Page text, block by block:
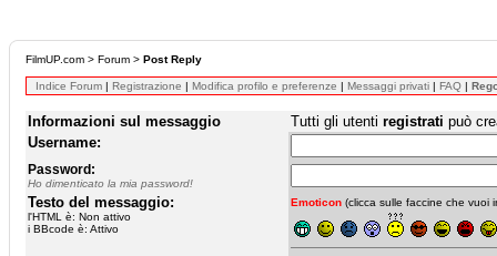
FilmUP.com > Forum > Post Reply
Indice Forum | Registrazione | Modifica profilo e preferenze | Messaggi privati | FAQ |
Informazioni sul messaggio Tutti gli utenti registrati può
Username:
Password:
Ho dimenticato la mia password!
Testo del messaggio:
l'HTML è: Non attivo
i BBcode è: Attivo
Emoticon (clicca sulle faccine che vuoi